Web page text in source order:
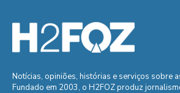
Notícias, opiniões, histórias e serviços sobre
Fundado em 2003, o H2FOZ produz